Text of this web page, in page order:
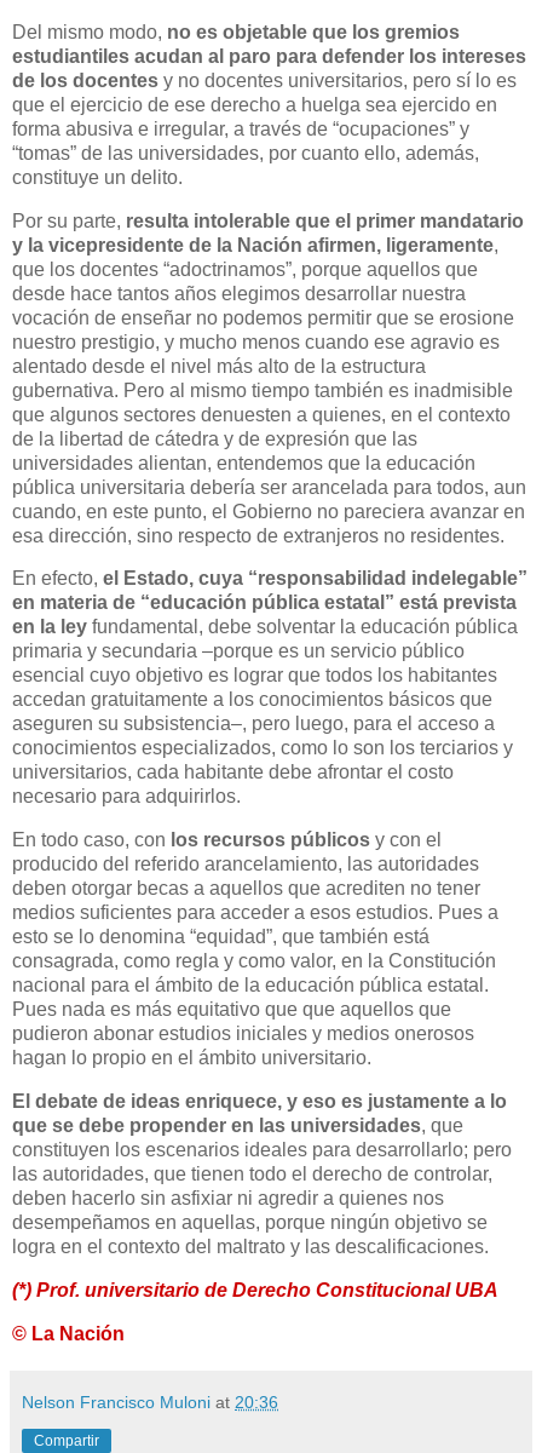
Del mismo modo, no es objetable que los gremios
estudiantiles acudan al paro para defender los intereses
de los docentes y no docentes universitarios, pero sí lo es
que el ejercicio de ese derecho a huelga sea ejercido en
forma abusiva e irregular, a través de “ocupaciones” y
“tomas” de las universidades, por cuanto ello, además,
constituye un delito.
Por su parte, resulta intolerable que el primer mandatario
y la vicepresidente de la Nación afirmen, ligeramente,
que los docentes “adoctrinamos”, porque aquellos que
desde hace tantos años elegimos desarrollar nuestra
vocación de enseñar no podemos permitir que se erosione
nuestro prestigio, y mucho menos cuando ese agravio es
alentado desde el nivel más alto de la estructura
gubernativa. Pero al mismo tiempo también es inadmisible
que algunos sectores denuesten a quienes, en el contexto
de la libertad de cátedra y de expresión que las
universidades alientan, entendemos que la educación
pública universitaria debería ser arancelada para todos, aun
cuando, en este punto, el Gobierno no pareciera avanzar en
esa dirección, sino respecto de extranjeros no residentes.
En efecto, el Estado, cuya “responsabilidad indelegable”
en materia de “educación pública estatal” está prevista
en la ley fundamental, debe solventar la educación pública
primaria y secundaria –porque es un servicio público
esencial cuyo objetivo es lograr que todos los habitantes
accedan gratuitamente a los conocimientos básicos que
aseguren su subsistencia–, pero luego, para el acceso a
conocimientos especializados, como lo son los terciarios y
universitarios, cada habitante debe afrontar el costo
necesario para adquirirlos.
En todo caso, con los recursos públicos y con el
producido del referido arancelamiento, las autoridades
deben otorgar becas a aquellos que acrediten no tener
medios suficientes para acceder a esos estudios. Pues a
esto se lo denomina “equidad”, que también está
consagrada, como regla y como valor, en la Constitución
nacional para el ámbito de la educación pública estatal.
Pues nada es más equitativo que que aquellos que
pudieron abonar estudios iniciales y medios onerosos
hagan lo propio en el ámbito universitario.
El debate de ideas enriquece, y eso es justamente a lo
que se debe propender en las universidades, que
constituyen los escenarios ideales para desarrollarlo; pero
las autoridades, que tienen todo el derecho de controlar,
deben hacerlo sin asfixiar ni agredir a quienes nos
desempeñamos en aquellas, porque ningún objetivo se
logra en el contexto del maltrato y las descalificaciones.
(*) Prof. universitario de Derecho Constitucional UBA
© La Nación
Nelson Francisco Muloni at 20:36
Compartir